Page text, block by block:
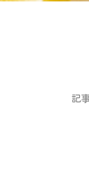
記